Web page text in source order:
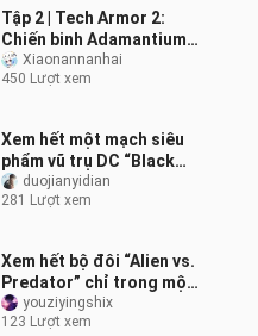
Tập 2 | Tech Armor 2:
Chiến binh Adamantium,
con sói vô ơn được
Người Sói giải cứu!
Xiaonannanhai
450 Lượt xem
Xem hết một mạch siêu
phẩm vũ trụ DC “Black
Adam”duojianyidian
281 Lượt xem
Xem hết bộ đôi “Alien vs.
Predator” chỉ trong một
lầnyouziyingshix
123 Lượt xem